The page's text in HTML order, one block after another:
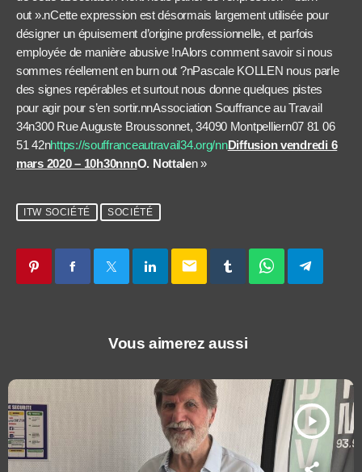
out ».nCette expression est désormais largement utilisée pour
désigner un épuisement d’origine professionnelle, et parfois
employée de manière abusive !nAlors comment savoir si nous
sommes réellement en burn out ?nPascale KOLLEN nous parle
des signes repérables et surtout nous donne quelques pistes
pour agir pour s’en sortir.nnAssociation Souffrance au Travail
34n300 Rue Auguste Broussonnet, 34090 Montpelliern07 81 06
51 42nhttps://souffranceautravail34.org/nnDiffusion vendredi 6
mars 2020 – 10h30nnnO. Nottalen »
ITW SOCIÉTÉ SOCIÉTÉ
email
Vous aimerez aussi
play_arrow